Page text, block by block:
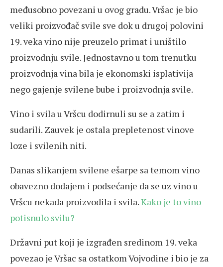
međusobno povezani u ovog gradu. Vršac je bio
veliki proizvođač svile sve dok u drugoj polovini
19. veka vino nije preuzelo primat i uništilo
proizvodnju svile. Jednostavno u tom trenutku
proizvodnja vina bila je ekonomski isplativija
nego gajenje svilene bube i proizvodnja svile.
Vino i svila u Vršcu dodirnuli su se a zatim i
sudarili. Zauvek je ostala prepletenost vinove
loze i svilenih niti.
Danas slikanjem svilene ešarpe sa temom vino
obavezno dodajem i podsećanje da se uz vino u
Vršcu nekada proizvodila i svila.Kako je to vino
potisnulo svilu?
Državni put koji je izgrađen sredinom 19. veka
povezao je Vršac sa ostatkom Vojvodine i bio je za